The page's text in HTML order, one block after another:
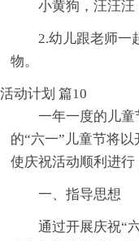
小黄狗，汪汪汪
2.幼儿跟老师一
物。
活动计划 篇10
一年一度的儿
的“六一”儿童节将
使庆祝活动顺利进行
一、指导思想
通过开展庆祝“